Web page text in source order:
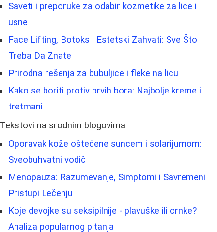
Saveti i preporuke za odabir kozmetike za lice i
usne
Face Lifting, Botoks i Estetski Zahvati: Sve Što
Treba Da Znate
Prirodna rešenja za bubuljice i fleke na licu
Kako se boriti protiv prvih bora: Najbolje kreme i
tretmani
Tekstovi na srodnim blogovima
Oporavak kože oštećene suncem i solarijumom:
Sveobuhvatni vodič
Menopauza: Razumevanje, Simptomi i Savremeni
Pristupi Lečenju
Koje devojke su seksipilnije - plavuške ili crnke?
Analiza popularnog pitanja